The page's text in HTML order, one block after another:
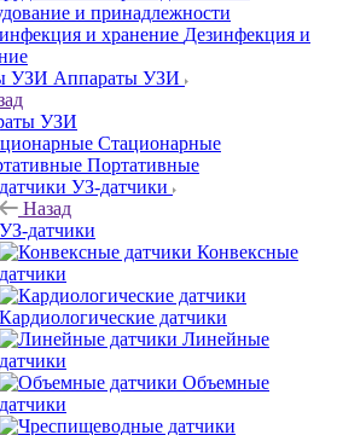
и принадлежности
Дезинфекция и
Аппараты УЗИ
УЗИ
Стационарные
Портативные
УЗ-датчики
Назад
УЗ-датчики
Конвексные
датчики
Кардиологические датчики
Линейные
датчики
Объемные
датчики